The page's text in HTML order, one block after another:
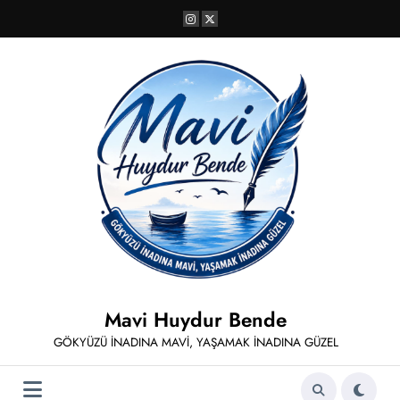
Mavi Huydur Bende
GÖKYÜZÜ İNADINA MAVİ, YAŞAMAK İNADINA GÜZEL